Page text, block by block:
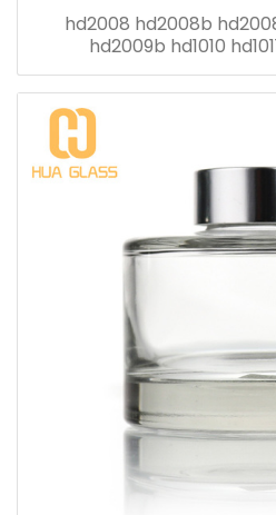
hd2008 hd2008b
hd2009b hd1010